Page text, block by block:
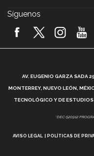
2026! (video)
¿Cómo es
Vida Tec:
Síguenos
AV. EUGENIO GARZA SADA
MONTERREY, NUEVO LEÓN,
TECNOLÓGICO Y DE
*DEC-520912
AVISO LEGAL POLÍTICAS DE